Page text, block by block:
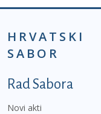
HRVATSKI
SABOR
Podnožje
Rad Sabora
Novi akti